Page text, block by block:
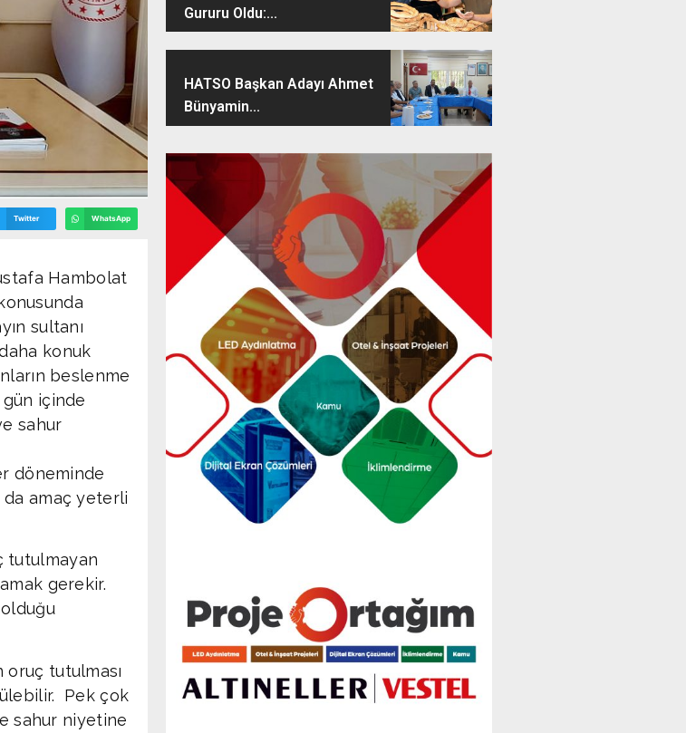
Twitter WhatsApp
Hambolat
sultanı
konuk
beslenme
gün içinde
sahur
döneminde
da amaç yeterli
tutulmayan
gerekir.
oruç tutulması
Pek çok
sahur niyetine
Gururu Oldu:...
HATSO Başkan Adayı Ahmet
Bünyamin...